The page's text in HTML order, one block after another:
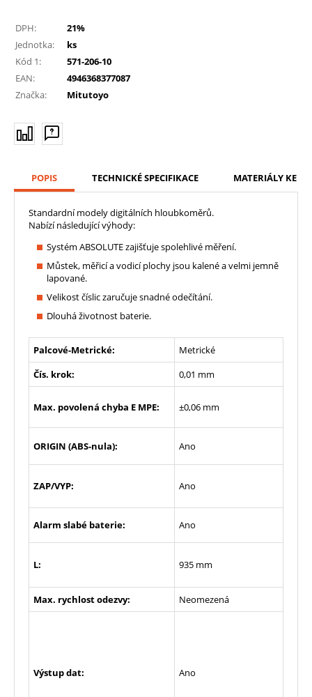
DPH:
21%
Jednotka:
ks
Kód 1:
571-206-10
EAN:
4946368377087
Značka:
Mitutoyo
POPIS TECHNICKÉ SPECIFIKACE MATERIÁLY KE
Standardní modely digitálních hloubkoměrů.
Nabízí následující výhody:
Systém ABSOLUTE zajišťuje spolehlivé měření.
Můstek, měřicí a vodicí plochy jsou kalené a velmi jemně
lapované.
Velikost číslic zaručuje snadné odečítání.
Dlouhá životnost baterie.
Palcové-Metrické:
Metrické
Čís. krok:
0,01 mm
Max. povolená chyba E MPE: ±0,06 mm
ORIGIN (ABS-nula): Ano
ZAP/VYP: Ano
Alarm slabé baterie: Ano
L: 935 mm
Max. rychlost odezvy: Neomezená
Výstup dat: Ano